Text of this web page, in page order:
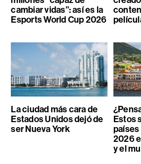
cambiar vidas”: así es la
Esports World Cup 2026
La ciudad más cara de
Estados Unidos dejó de
ser Nueva York
Estos
países
2026
y el